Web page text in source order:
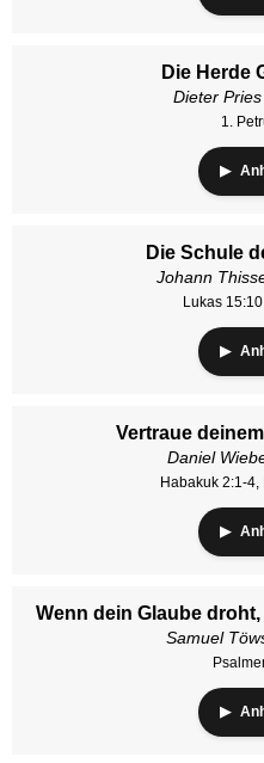
Die Herde
Dieter Pries
1.
Die Schule
Johann
Lukas
Vertraue
Daniel
Habakuk 2:1-
Wenn dein Glaube
Samuel